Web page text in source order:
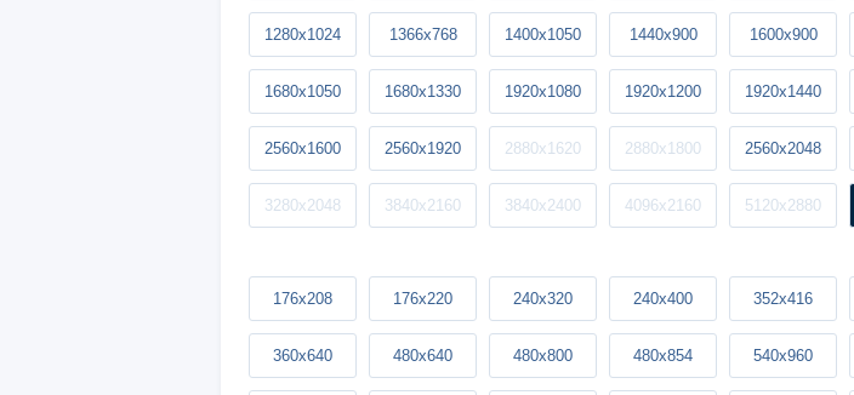
1280x1024 1366x768 1400x1050 1440x900 1600x900
1680x1050 1680x1330 1920x1080 1920x1200 1920x1440
2560x1600 2560x1920 2880x1620 2880x1800 2560x2048
3280x2048 3840x2160 3840x2400 4096x2160 5120x2880
176x208 176x220 240x320 240x400 352x416
360x640 480x640 480x800 480x854 540x960